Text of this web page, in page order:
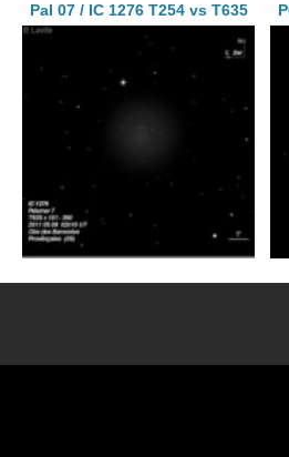
Pal 07 / IC 1276 T254 vs T635